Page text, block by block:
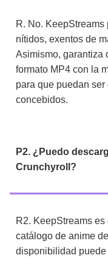
R. No.
nítidos, exentos de
Asimismo, garantiza
formato MP4 con la
para que puedan
concebidos.
P2. ¿Puedo
Crunchyroll?
R2. KeepStreams
catálogo de anime
disponibilidad